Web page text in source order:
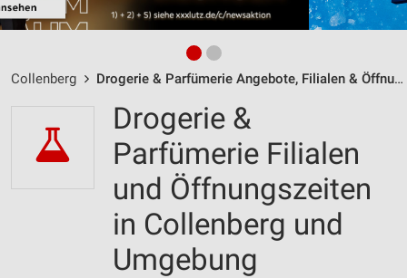
Collenberg Drogerie & Parfümerie Angebote, Filialen & Öffnungszeiten
Drogerie &
Parfümerie Filialen
und Öffnungszeiten
in Collenberg und
Umgebung